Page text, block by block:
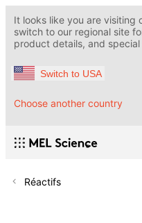
It looks like you are visiting
switch to our regional site
product details, and
Switch to USA
Choose another country
Réactifs